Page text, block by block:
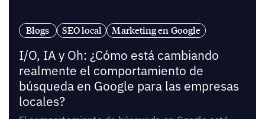
Blogs SEO local Marketing en Google
I/O, IA y Oh: ¿Cómo está cambiando
realmente el comportamiento de
búsqueda en Google para las empresas
locales?